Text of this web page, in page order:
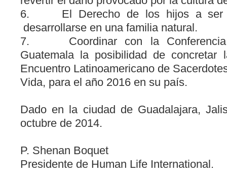
6. El Derecho de los hijos a ser
desarrollarse en una familia natural.
7. Coordinar con la Conferencia
Guatemala la posibilidad de concretar
Encuentro Latinoamericano de
Vida, para el año 2016 en su país.
Dado en la ciudad de Guadalajara,
octubre de 2014.
P. Shenan Boquet
Presidente de Human Life International.